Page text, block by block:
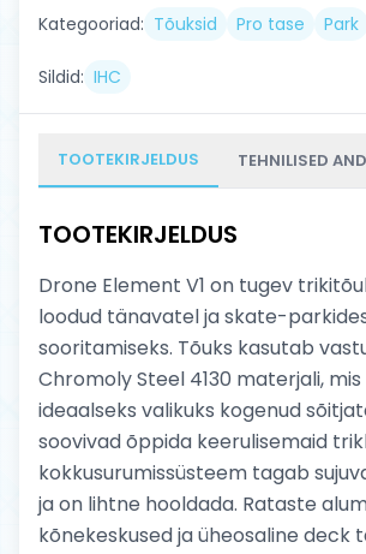
Kategooriad: Tõuksid Pro tase Park
Sildid: IHC
TOOTEKIRJELDUS TEHNILISED
TOOTEKIRJELDUS
Drone Element V1 on tugev
loodud tänavatel ja skate-
sooritamiseks. Tõuks kasutab
Chromoly Steel 4130 materjali,
ideaalseks valikuks kogenud
soovivad õppida keerulisemaid
kokkusurumissüsteem tagab
ja on lihtne hooldada. Rataste
kõnekeskused ja üheosaline deck